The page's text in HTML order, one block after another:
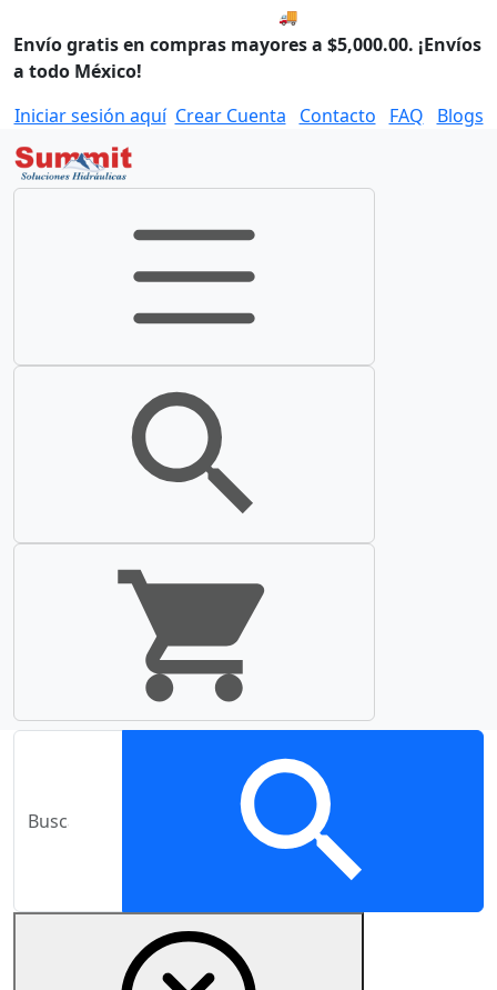
🚚 Compra antes de las
Envío gratis en compras mayores a $5,000.00. ¡Envíos
a todo México!
Iniciar sesión aquí Crear Cuenta Contacto FAQ Blogs